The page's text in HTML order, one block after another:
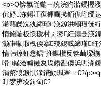
<p>Q锛氱従鍦ㄧ殑浣犳湁钁楃
伔妤冻鐞冮亱鍕曞摗銆佹暀绶
浠藉皪浣犱締瑾渶鐐洪噸瑕侊
惰鲍鍦板憡瑷村ぇ鍌紝鎴戞渶
灏嶉噸瑕栧偄搴殑鎴戜締瑾
惰韩鐐虹悆鍝″拰鏁欑反锛屾垜
嗗鏋滄矑鏈夋垜鐨勫偄浜哄湪
涓嶅埌鐝惧湪鐨勯珮搴︺€?/
叮鐢辨垜鍓甸€?